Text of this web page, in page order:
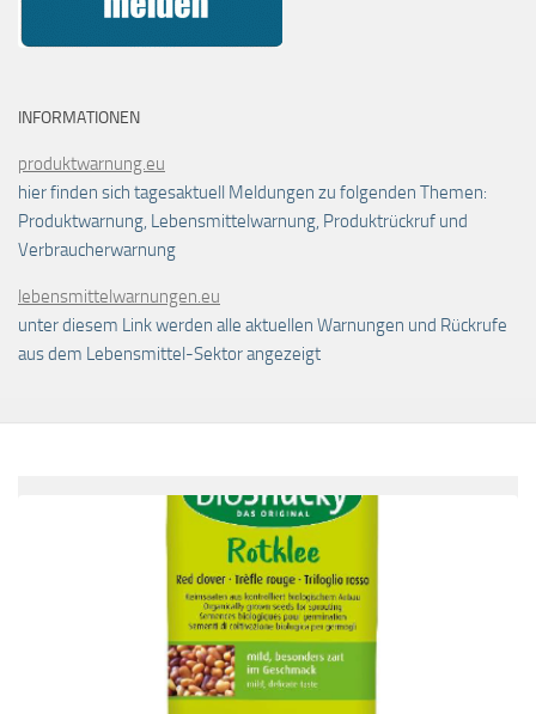
INFORMATIONEN
produktwarnung.eu
hier finden sich tagesaktuell Meldungen zu folgenden Themen:
Produktwarnung, Lebensmittelwarnung, Produktrückruf und
Verbraucherwarnung
lebensmittelwarnungen.eu
unter diesem Link werden alle aktuellen Warnungen und Rückrufe
aus dem Lebensmittel-Sektor angezeigt